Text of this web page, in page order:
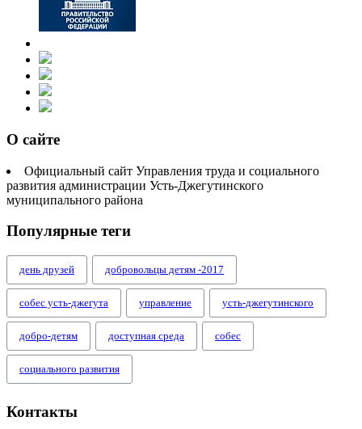
О сайте
Официальный сайт Управления труда и социального
развития администрации Усть-Джегутинского
муниципального района
Популярные теги
день друзей добровольцы детям -2017
собес усть-джегута управление усть-джегутинского
добро-детям доступная среда собес
социального развития
Контакты